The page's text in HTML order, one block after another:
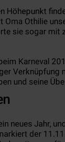
Höhepunkt
Oma Othilie
sie sogar mit
Karneval
Verknüpfung
und seine
neues Jahr,
der